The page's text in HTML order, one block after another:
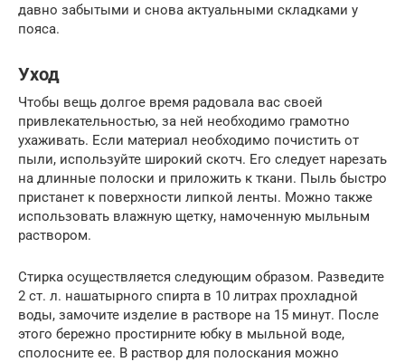
давно забытыми и снова актуальными складками у
пояса.
Уход
Чтобы вещь долгое время радовала вас своей
привлекательностью, за ней необходимо грамотно
ухаживать. Если материал необходимо почистить от
пыли, используйте широкий скотч. Его следует нарезать
на длинные полоски и приложить к ткани. Пыль быстро
пристанет к поверхности липкой ленты. Можно также
использовать влажную щетку, намоченную мыльным
раствором.
Стирка осуществляется следующим образом. Разведите
2 ст. л. нашатырного спирта в 10 литрах прохладной
воды, замочите изделие в растворе на 15 минут. После
этого бережно простирните юбку в мыльной воде,
сполосните ее. В раствор для полоскания можно